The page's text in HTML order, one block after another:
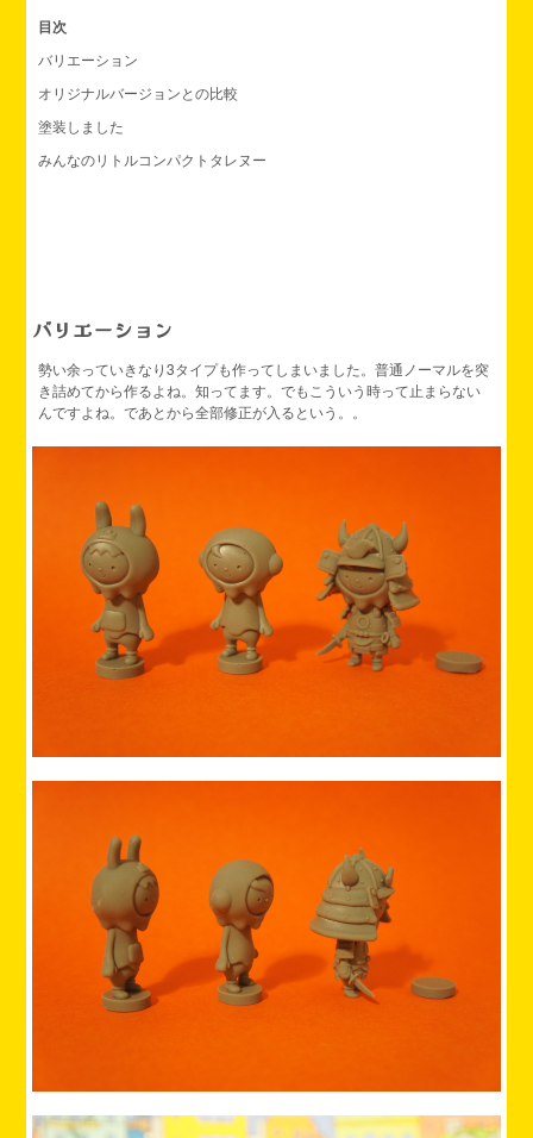
目次
バリエーション
オリジナルバージョンとの比較
塗装しました
みんなのリトルコンパクトタレヌー
バリエーション
勢い余っていきなり3タイプも作ってしまいました。普通ノーマルを突
き詰めてから作るよね。知ってます。でもこういう時って止まらない
んですよね。であとから全部修正が入るという。。